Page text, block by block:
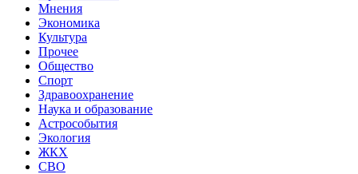
Мнения
Экономика
Культура
Прочее
Общество
Спорт
Здравоохранение
Наука и образование
Астрособытия
Экология
ЖКХ
СВО